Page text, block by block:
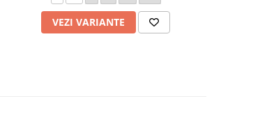
VEZI VARIANTE